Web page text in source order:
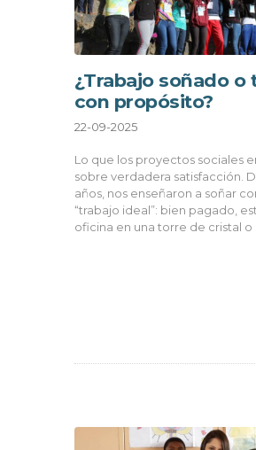
¿Trabajo soñado o
con propósito?
22-09-2025
Lo que los proyectos sociales
sobre verdadera satisfacción.
años, nos enseñaron a soñar
“trabajo ideal”: bien pagado,
oficina en una torre de cristal o